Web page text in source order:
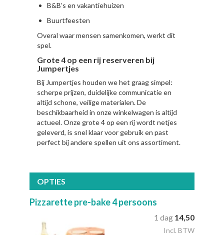
B&B’s en vakantiehuizen
Buurtfeesten
Overal waar mensen samenkomen, werkt dit
spel.
Grote 4 op een rij reserveren bij
Jumpertjes
Bij Jumpertjes houden we het graag simpel:
scherpe prijzen, duidelijke communicatie en
altijd schone, veilige materialen. De
beschikbaarheid in onze winkelwagen is altijd
actueel. Onze grote 4 op een rij wordt netjes
geleverd, is snel klaar voor gebruik en past
perfect bij andere spellen uit ons assortiment.
OPTIES
Pizzarette pre-bake 4 persoons
1 dag 14,50
Incl. BTW